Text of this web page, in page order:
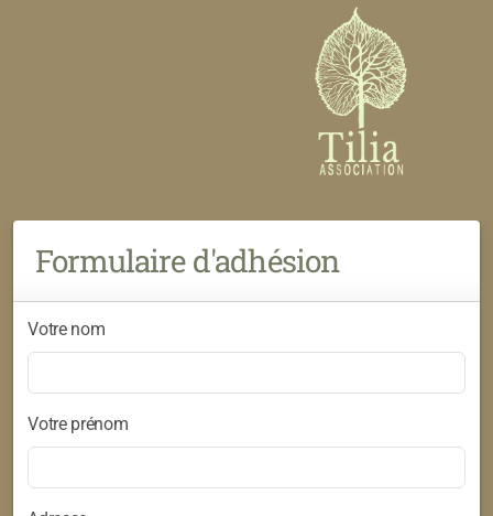
Formulaire d'adhésion
Votre nom
Votre prénom